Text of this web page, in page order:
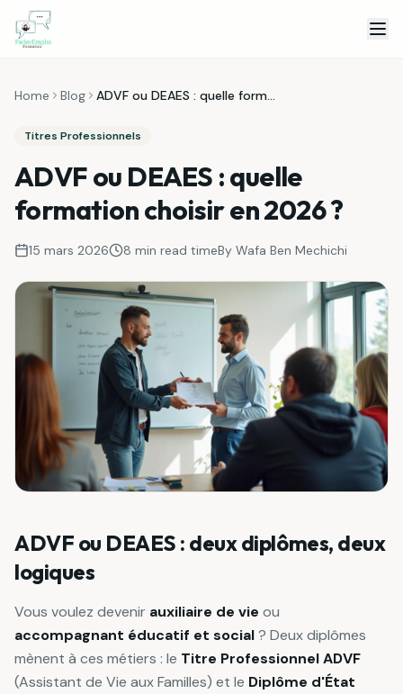
Skip to content
Home Blog ADVF ou DEAES : quelle formation choisir en 2026 ?
Titres Professionnels
ADVF ou DEAES : quelle
formation choisir en 2026 ?
15 mars 2026 8 min read timeBy Wafa Ben Mechichi
ADVF ou DEAES : deux diplômes, deux
logiques
Vous voulez devenir auxiliaire de vie ou
accompagnant éducatif et social? Deux diplômes
mènent à ces métiers : le Titre Professionnel ADVF
(Assistant de Vie aux Familles) et le Diplôme d'État